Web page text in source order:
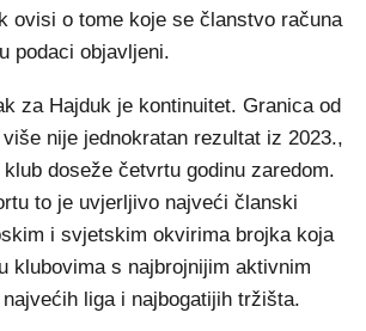
ovisi o tome koje se članstvo računa
podaci objavljeni.
za Hajduk je kontinuitet. Granica od
nije jednokratan rezultat iz 2023.,
doseže četvrtu godinu zaredom.
to je uvjerljivo najveći članski
i svjetskim okvirima brojka koja
klubovima s najbrojnijim aktivnim
liga i najbogatijih tržišta.